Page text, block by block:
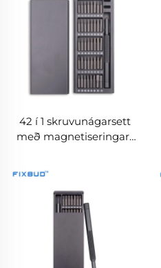
42 í 1 skruvunágarsett
með magnetiseringar-